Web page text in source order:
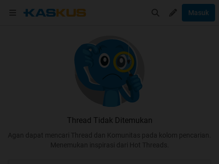
Masuk
Thread Tidak Ditemukan
Agan dapat mencari Thread dan Komunitas pada kolom pencarian.
Menemukan inspirasi dari Hot Threads.